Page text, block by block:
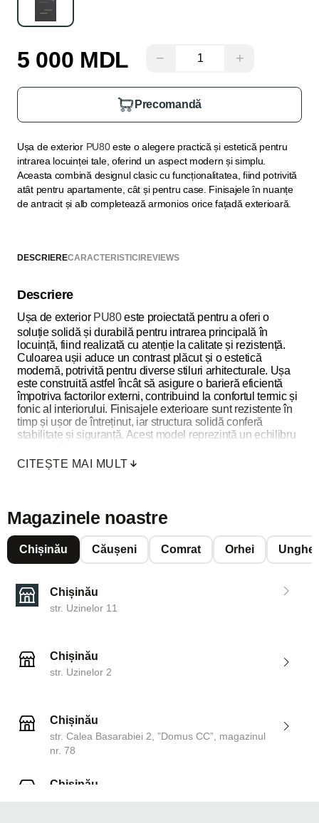
5 000 MDL − +
Precomandă
Ușa de exterior PU80este o alegere practică și estetică pentru
intrarea locuinței tale, oferind un aspect modern și simplu.
Aceasta combină designul clasic cu funcționalitatea, fiind potrivită
atât pentru apartamente, cât și pentru case. Finisajele în nuanțe
de antracit și alb completează armonios orice fațadă exterioară.
DESCRIERECARACTERISTICI REVIEWS
Descriere
Ușa de exterior PU80este proiectată pentru a oferi o
soluție solidă și durabilă pentru intrarea principală în
locuință, fiind realizată cu atenție la calitate și rezistență.
Culoarea ușii aduce un contrast plăcut și o estetică
modernă, potrivită pentru diverse stiluri arhitecturale. Ușa
este construită astfel încât să asigure o barieră eficientă
împotriva factorilor externi, contribuind la confortul termic și
fonic al interiorului. Finisajele exterioare sunt rezistente în
timp și ușor de întreținut, iar structura solidă conferă
stabilitate și siguranță. Acest model reprezintă un echilibru
ideală pentru cei care caută o ușă de exterior fiabilă.
CITEȘTE MAI MULT
Magazinele noastre
Chișinău Căușeni Comrat Orhei
Chișinău
str. Uzinelor 11
Chișinău
str. Uzinelor 2
Chișinău
str. Calea Basarabiei 2, ”Domus CC”, magazinul
nr. 78
Chișinău